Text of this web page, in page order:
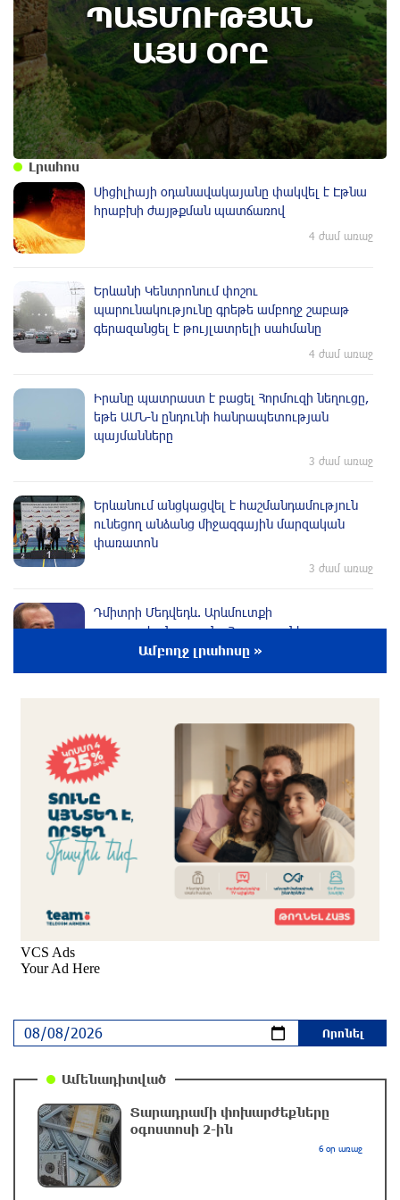
ՊԱՏՄՈՒԹՅԱՆ
ԱՅՍ ՕՐԸ
Տեղի է ունեցել Գառնիի ճակատամարտը.
պատմության այս օրը (8 օգոստոս)
Լրահոս
Սիցիլիայի օդանավակայանը փակվել է Էթնա
հրաբխի ժայթքման պատճառով
4 ժամ առաջ
Երևանի Կենտրոնում փոշու
պարունակությունը գրեթե ամբողջ շաբաթ
գերազանցել է թույլատրելի սահմանը
4 ժամ առաջ
Իրանը պատրաստ է բացել Հորմուզի նեղուցը,
եթե ԱՄՆ-ն ընդունի հանրապետության
պայմանները
3 ժամ առաջ
Երևանում անցկացվել է հաշմանդամություն
ունեցող անձանց միջազգային մարզական
փառատոն
3 ժամ առաջ
Դմիտրի Մեդվեդև. Արևմուտքի
քաղաքականությունը Հայաստանի
նկատմամբ կրկնում է վրացական սցենարը
3 ժամ առաջ
2 ժամ առաջ
Էստոնիայում կոչ են արել փակել
Ռուսաստանի հետ սահմանը
2 ժամ առաջ
Խաղաղությունն անհնար է առանց ՀՀ
Սաղաթելյան
Տղամարդը ծեծել է շտապօգնության բժշկին և
Իրական խաղաղությանն ուղղված թիվ մեկ
քայլը պետք է լիներ մեր բոլոր գերիների
ազատ արձակումը
Ամբողջ լրահոսը »
Ամենադիտված
Տարադրամի փոխարժեքները
օգոստոսի 2-ին
6 օր առաջ